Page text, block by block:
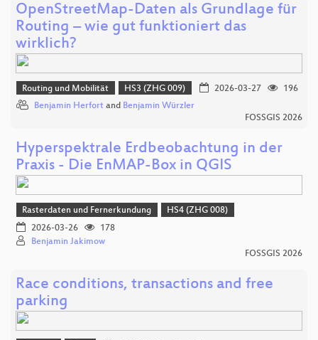
OpenStreetMap-Daten als Grundlage für
Routing – wie gut funktioniert das
wirklich?
Routing und Mobilität HS3 (ZHG 009) 2026-03-27
196
Benjamin Herfort and Benjamin Würzler
FOSSGIS 2026
Hyperspektrale Erdbeobachtung in der
Praxis - Die EnMAP-Box in QGIS
Rasterdaten und Fernerkundung
HS4 (ZHG 008)
2026-03-26
178
Benjamin Jakimow
FOSSGIS 2026
Race conditions, transactions and free
parking